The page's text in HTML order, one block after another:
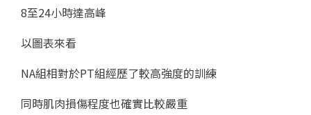
8至24小時達高峰
以圖表來看
NA組相對於PT組經歷了較高強度的訓練
同時肌肉損傷程度也確實比較嚴重